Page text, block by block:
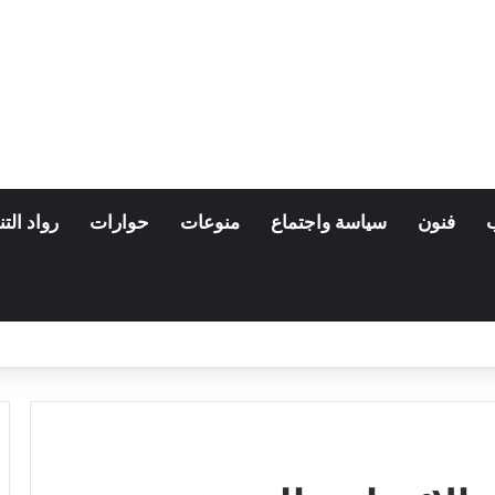
فنون سياسة واجتماع منوعات حوارات رواد